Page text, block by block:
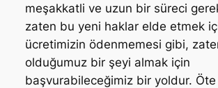
meşakkatli ve uzun bir süreci
zaten bu yeni haklar elde etmek
ücretimizin ödenmemesi gibi,
olduğumuz bir şeyi almak için
başvurabileceğimiz bir yoldur.